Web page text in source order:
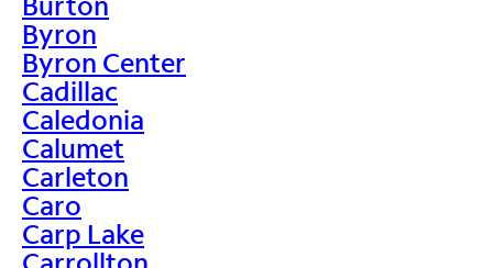
Byron
Byron Center
Cadillac
Caledonia
Calumet
Carleton
Caro
Carp Lake